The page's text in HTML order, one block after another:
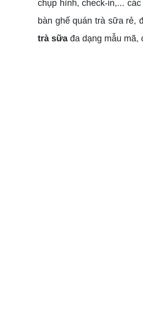
chụp hình, check-in,...
bàn ghế quán trà sữa rẻ,
trà sữa đa dạng mẫu mã,